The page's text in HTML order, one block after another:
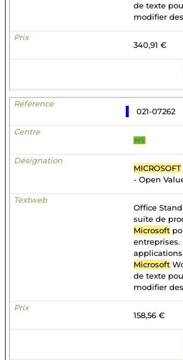
de texte
modifier
340,91 €
021-07262
MS
MICROSOFT
- Open
Office
suite de
Microsoft
entreprises.
Microsoft
de texte
modifier
158,56 €